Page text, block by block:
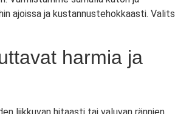
ajoissa ja kustannustehokkaasti.
harmia ja
liikkuvan hitaasti tai valuvan rännien